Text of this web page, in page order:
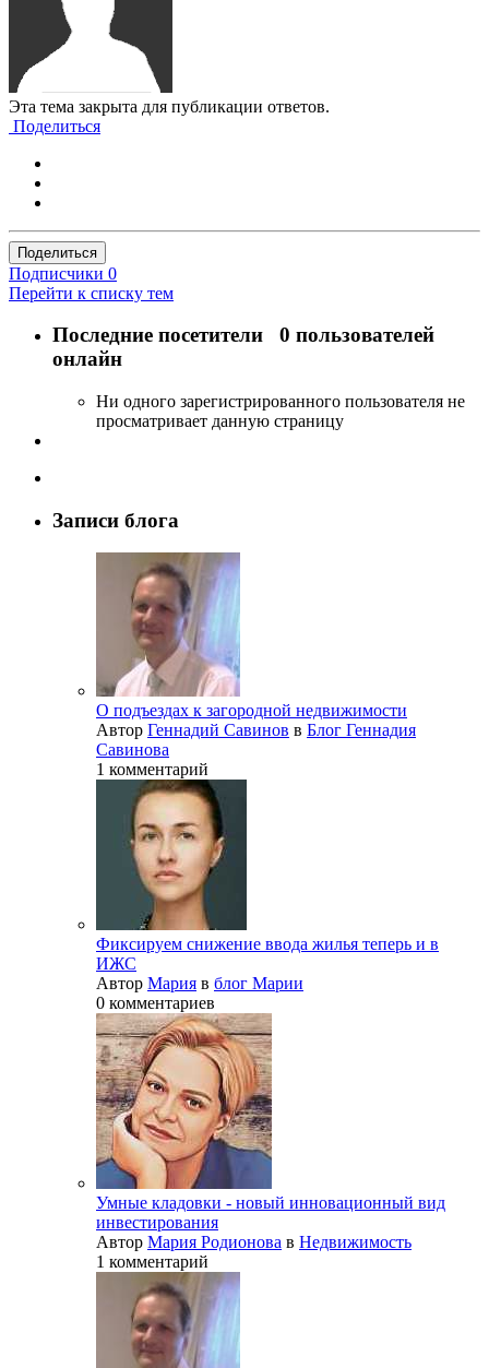
Эта тема закрыта для публикации ответов.
Поделиться
Поделиться
Подписчики 0
Перейти к списку тем
Последние посетители 0 пользователей
онлайн
Ни одного зарегистрированного пользователя не
просматривает данную страницу
Записи блога
О подъездах к загородной недвижимости
Автор Геннадий Савинов в Блог Геннадия
Савинова
1 комментарий
Фиксируем снижение ввода жилья теперь и в
ИЖС
Автор Мария в блог Марии
0 комментариев
Умные кладовки - новый инновационный вид
инвестирования
Автор Мария Родионова в Недвижимость
1 комментарий